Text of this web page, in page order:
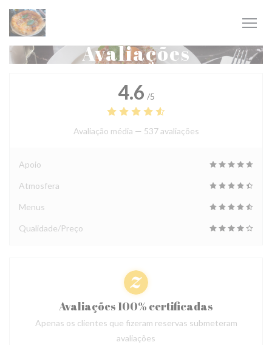
Painel de Gerenciamento de Cookies
Avaliações
4.6 /5
Avaliação média — 537 avaliações
Apoio
Atmosfera
Menus
Qualidade/Preço
Avaliações 100% certificadas
Apenas os clientes que fizeram reservas submeteram
avaliações